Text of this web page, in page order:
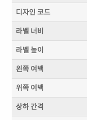
디자인 코드
라벨 너비
라벨 높이
왼쪽 여백
위쪽 여백
상하 간격